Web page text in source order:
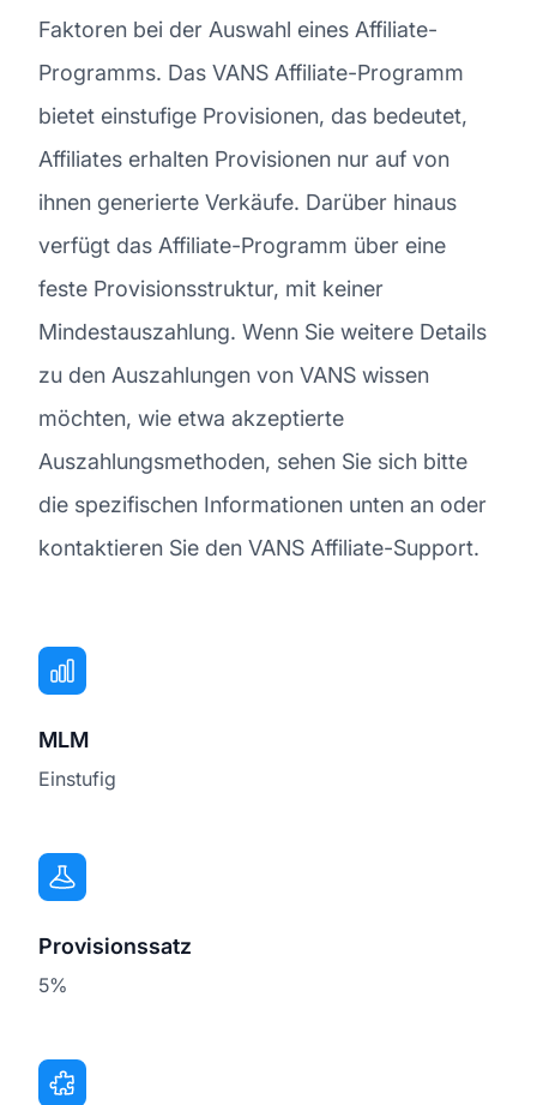
Faktoren bei der Auswahl eines Affiliate-
Programms. Das VANS Affiliate-Programm
bietet einstufige Provisionen, das bedeutet,
Affiliates erhalten Provisionen nur auf von
ihnen generierte Verkäufe. Darüber hinaus
verfügt das Affiliate-Programm über eine
feste Provisionsstruktur, mit keiner
Mindestauszahlung. Wenn Sie weitere Details
zu den Auszahlungen von VANS wissen
möchten, wie etwa akzeptierte
Auszahlungsmethoden, sehen Sie sich bitte
die spezifischen Informationen unten an oder
kontaktieren Sie den VANS Affiliate-Support.
MLM
Einstufig
Provisionssatz
5%